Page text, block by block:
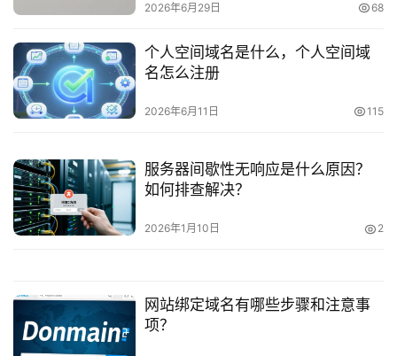
2026年6月29日 68
个人空间域名是什么，个人空间域
名怎么注册
2026年6月11日 115
服务器间歇性无响应是什么原因？
如何排查解决？
2026年1月10日 2
网站绑定域名有哪些步骤和注意事
项？